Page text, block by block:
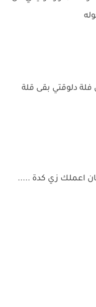
فلة دلوقتي بقى قلة
اعملك زي كدة .....